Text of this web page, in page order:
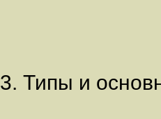
3. Типы и